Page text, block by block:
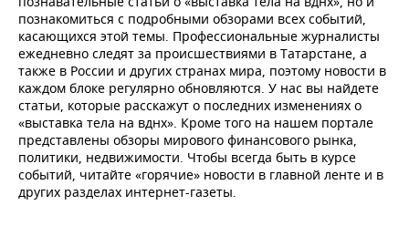
познакомиться с подробными обзорами всех событий,
касающихся этой темы. Профессиональные журналисты
ежедневно следят за происшествиями в Татарстане, а
также в России и других странах мира, поэтому новости в
каждом блоке регулярно обновляются. У нас вы найдете
статьи, которые расскажут о последних изменениях о
«выставка тела на вднх». Кроме того на нашем портале
представлены обзоры мирового финансового рынка,
политики, недвижимости. Чтобы всегда быть в курсе
событий, читайте «горячие» новости в главной ленте и в
других разделах интернет-газеты.